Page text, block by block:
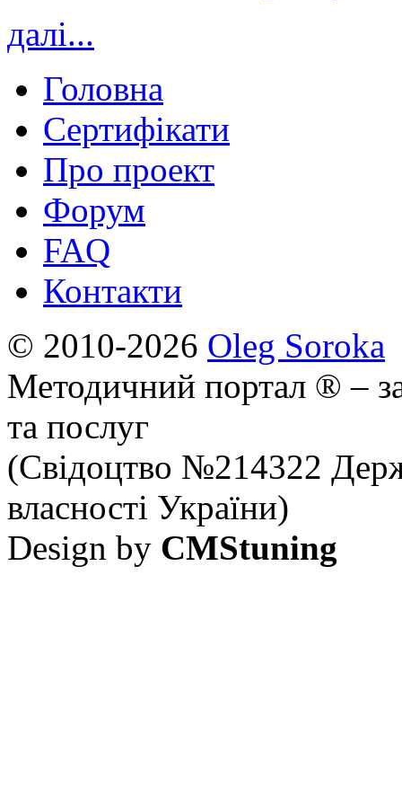
далі...
Головна
Сертифікати
Про проект
Форум
FAQ
Контакти
© 2010-2026 Oleg Soroka
Методичний портал ® –
та послуг
(Свідоцтво №214322
власності України)
Design by CMStuning